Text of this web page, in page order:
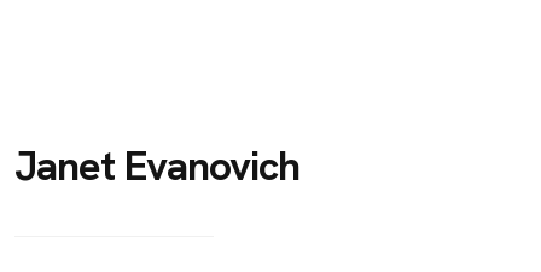
Janet Evanovich